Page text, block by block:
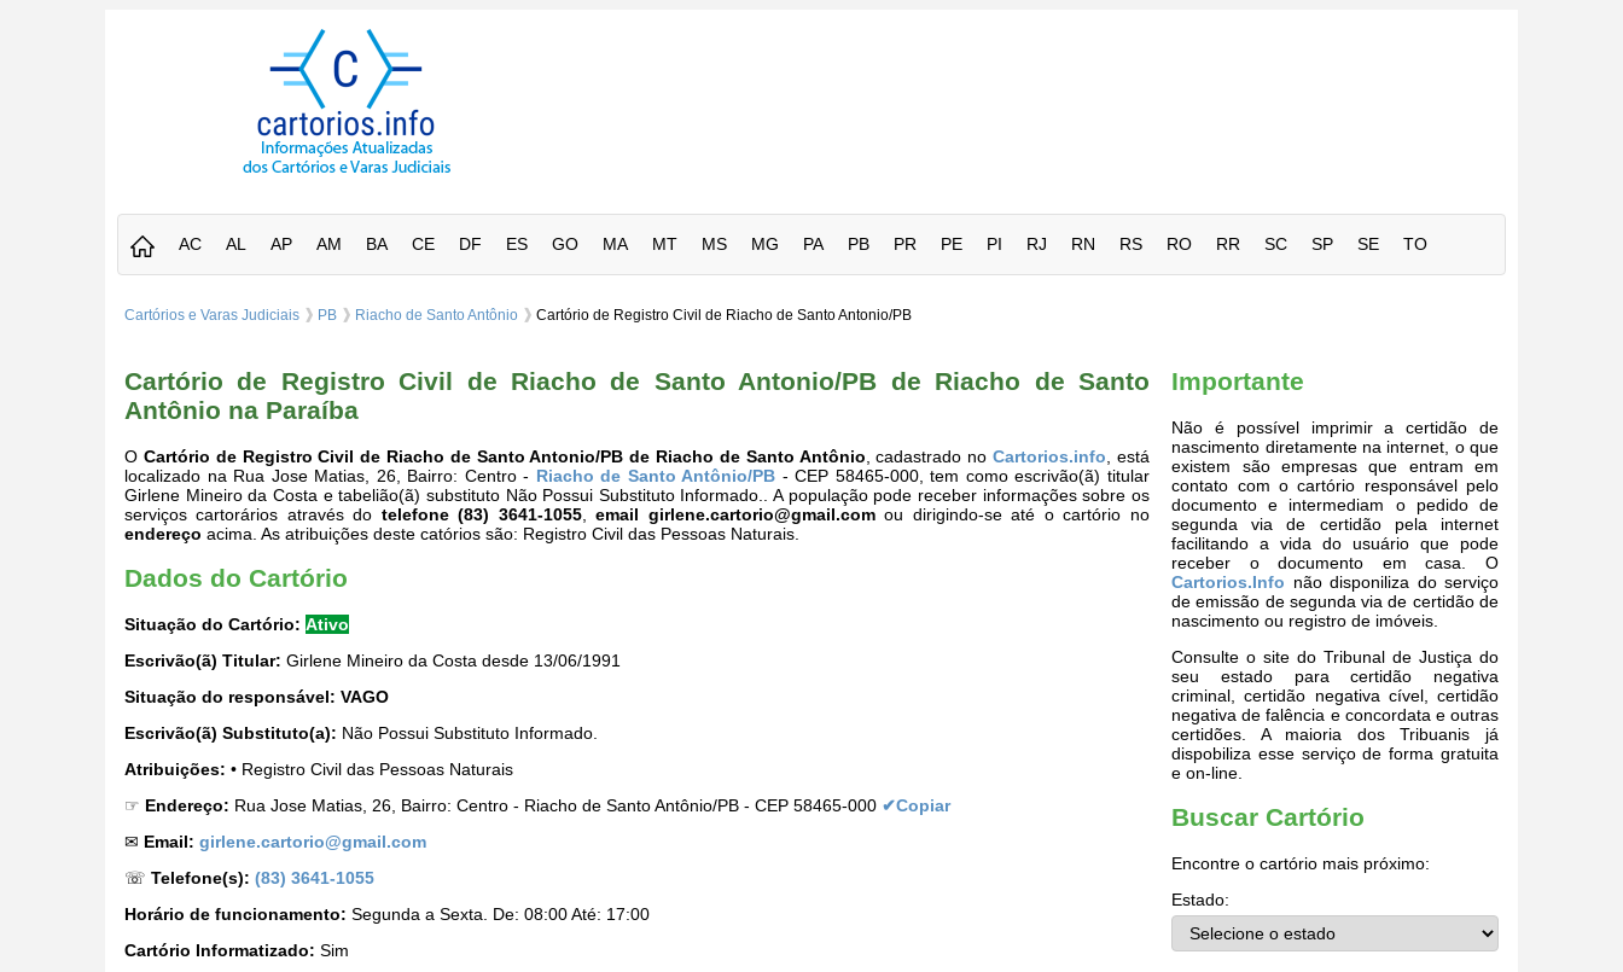
AC AL AP AM BA CE DF ES GO MA MT MS MG PA PB PR PE PI RJ RN RS RO RR SC SP SE TO
Cartórios e Varas Judiciais PB Riacho de Santo Antônio Cartório de Registro Civil de Riacho de Santo Antonio/PB
Cartório de Registro Civil de Riacho de Santo Antonio/PB de Riacho de Santo
Antônio na Paraíba
O Cartório de Registro Civil de Riacho de Santo Antonio/PB de Riacho de Santo Antônio , cadastrado noCartorios.info , está
localizado na Rua Jose Matias, 26, Bairro: Centro - Riacho de Santo Antônio/PB - CEP 58465-000, tem como escrivão(ã) titular
Girlene Mineiro da Costa e tabelião(ã) substituto Não Possui Substituto Informado.. A população pode receber informações sobre os
serviços cartorários através do telefone (83) 3641-1055,email girlene.cartorio@gmail.comou dirigindo-se até o cartório no
endereço acima. As atribuições deste catórios são: Registro Civil das Pessoas Naturais.
Dados do Cartório
Situação do Cartório: Ativo
Escrivão(ã) Titular: Girlene Mineiro da Costa desde 13/06/1991
Situação do responsável: VAGO
Escrivão(ã) Substituto(a): Não Possui Substituto Informado.
Atribuições: • Registro Civil das Pessoas Naturais
☞ Endereço: Rua Jose Matias, 26, Bairro: Centro - Riacho de Santo Antônio/PB - CEP 58465-000 ✔Copiar
✉ Email: girlene.cartorio@gmail.com
☏ Telefone(s): (83) 3641-1055
Horário de funcionamento: Segunda a Sexta. De: 08:00 Até: 17:00
Cartório Informatizado: Sim
Importante
Não é possível imprimir a certidão de
nascimento diretamente na internet, o que
existem são empresas que entram em
contato com o cartório responsável pelo
documento e intermediam o pedido de
segunda via de certidão pela internet
facilitando a vida do usuário que pode
receber o documento em casa. O
Cartorios.Info não disponiliza do serviço
de emissão de segunda via de certidão de
nascimento ou registro de imóveis.
Consulte o site do Tribunal de Justiça do
seu estado para certidão negativa
criminal, certidão negativa cível, certidão
negativa de falência e concordata e outras
certidões. A maioria dos Tribuanis já
dispobiliza esse serviço de forma gratuita
e on-line.
Buscar Cartório
Encontre o cartório mais próximo:
Estado: